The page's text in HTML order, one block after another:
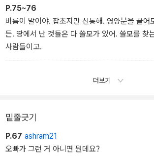
P.75~76
비름이 말이야. 잡초지만 신통해. 영양분을 끌어
든. 땅에서 난 것들은 다 쓸모가 있어. 쓸모를 찾
사람들이고.
더보기
밑줄긋기
P.67 ashram21
오빠가 그런 거 아니면 뭔데요?